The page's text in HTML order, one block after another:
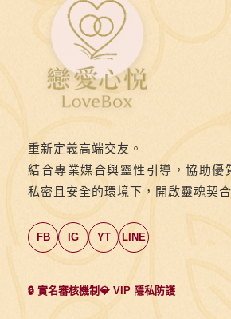
重新定義高端交友。
結合專業媒合與靈性引導，協助優
私密且安全的環境下，開啟靈魂契
FB IG YT LINE
🔒 實名審核機制💎 VIP 隱私防護